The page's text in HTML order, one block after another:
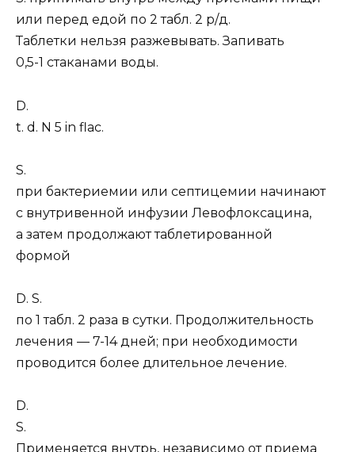
или перед едой по 2 табл. 2 р/д.
Таблетки нельзя разжевывать. Запивать
0,5-1 стаканами воды.
D.
t. d. N 5 in flac.
S.
при бактериемии или септицемии начинают
с внутривенной инфузии Левофлоксацина,
а затем продолжают таблетированной
формой
D. S.
по 1 табл. 2 раза в сутки. Продолжительность
лечения — 7-14 дней; при необходимости
проводится более длительное лечение.
D.
S.
Применяется внутрь, независимо от приема